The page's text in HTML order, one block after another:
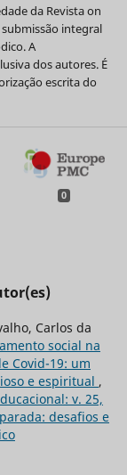
da Revista on
submissão integral
A
dos autores. É
escrita do
0
Carlos da
social na
Covid-19: um
e espiritual ,
v. 25,
desafios e